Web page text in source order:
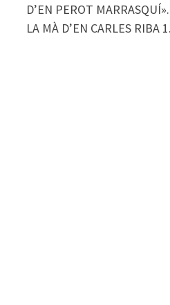
D’EN PEROT
LA MÀ D’EN CARLES RIBA